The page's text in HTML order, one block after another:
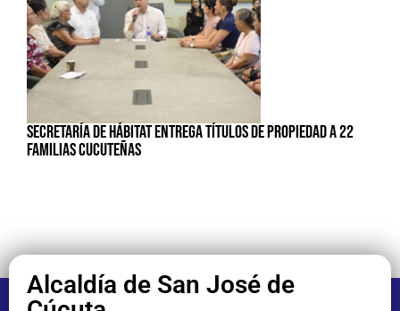
SECRETARÍA DE HÁBITAT ENTREGA TÍTULOS DE PROPIEDAD A 22
FAMILIAS CUCUTEÑAS
Alcaldía de San José de